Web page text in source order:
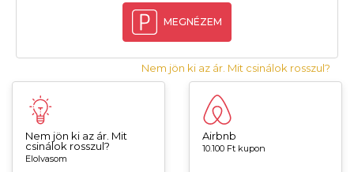
MEGNÉZEM
Nem jön ki az ár. Mit csinálok rosszul?
Nem jön ki az ár. Mit
csinálok rosszul?
Elolvasom
Airbnb
10.100 Ft kupon